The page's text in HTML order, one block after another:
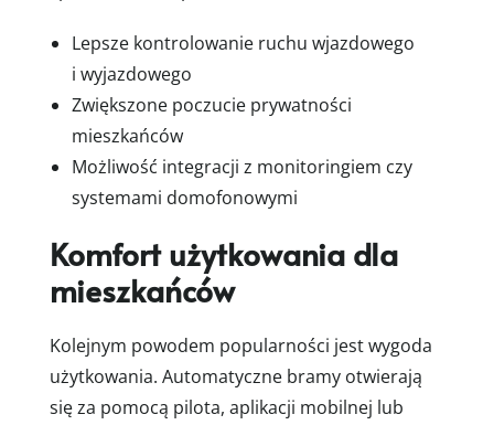
Lepsze kontrolowanie ruchu wjazdowego
i wyjazdowego
Zwiększone poczucie prywatności
mieszkańców
Możliwość integracji z monitoringiem czy
systemami domofonowymi
Komfort użytkowania dla
mieszkańców
Kolejnym powodem popularności jest wygoda
użytkowania. Automatyczne bramy otwierają
się za pomocą pilota, aplikacji mobilnej lub